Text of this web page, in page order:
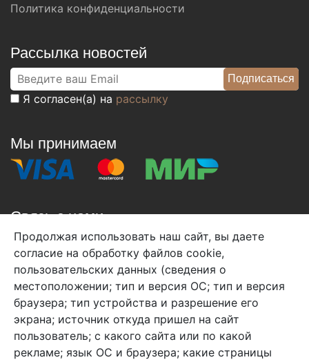
Политика конфиденциальности
Рассылка новостей
Я согласен(а) на рассылку
Мы принимаем
Связь с нами
+7 (495) 933-38-08
info@arben-textile.ru- оптовые продажи
Арбен текстиль г. Щелково, пер.
Продолжая использовать наш сайт, вы даете
согласие на обработку файлов cookie,
пользовательских данных (сведения о
местоположении; тип и версия ОС; тип и версия
браузера; тип устройства и разрешение его
экрана; источник откуда пришел на сайт
пользователь; с какого сайта или по какой
рекламе; язык ОС и браузера; какие страницы